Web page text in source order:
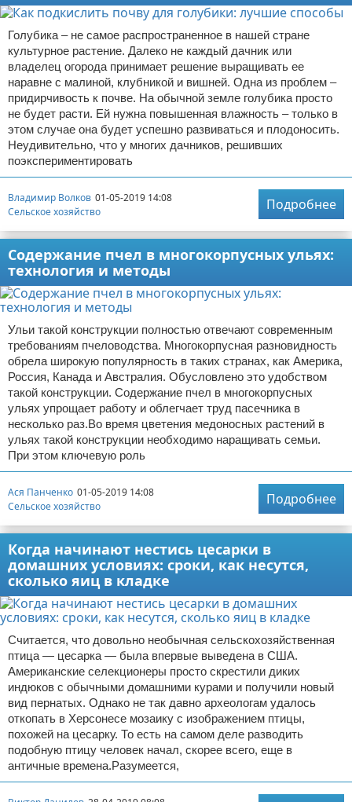
Голубика – не самое распространенное в нашей стране
культурное растение. Далеко не каждый дачник или
владелец огорода принимает решение выращивать ее
наравне с малиной, клубникой и вишней. Одна из проблем –
придирчивость к почве. На обычной земле голубика просто
не будет расти. Ей нужна повышенная влажность – только в
этом случае она будет успешно развиваться и плодоносить.
Неудивительно, что у многих дачников, решивших
поэкспериментировать
Владимир Волков 01-05-2019 14:08
Сельское хозяйство
Подробнее
Содержание пчел в многокорпусных ульях:
технология и методы
Ульи такой конструкции полностью отвечают современным
требованиям пчеловодства. Многокорпусная разновидность
обрела широкую популярность в таких странах, как Америка,
Россия, Канада и Австралия. Обусловлено это удобством
такой конструкции. Содержание пчел в многокорпусных
ульях упрощает работу и облегчает труд пасечника в
несколько раз.Во время цветения медоносных растений в
ульях такой конструкции необходимо наращивать семьи.
При этом ключевую роль
Ася Панченко 01-05-2019 14:08
Сельское хозяйство
Подробнее
Когда начинают нестись цесарки в
домашних условиях: сроки, как несутся,
сколько яиц в кладке
Считается, что довольно необычная сельскохозяйственная
птица — цесарка — была впервые выведена в США.
Американские селекционеры просто скрестили диких
индюков с обычными домашними курами и получили новый
вид пернатых. Однако не так давно археологам удалось
откопать в Херсонесе мозаику с изображением птицы,
похожей на цесарку. То есть на самом деле разводить
подобную птицу человек начал, скорее всего, еще в
античные времена.Разумеется,